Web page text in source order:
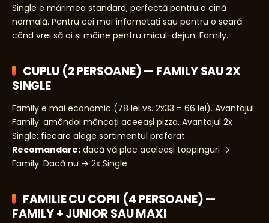
Single e mărimea standard, perfectă pentru o cină
normală. Pentru cei mai înfometați sau pentru o seară
când vrei să ai și mâine pentru micul-dejun: Family.
CUPLU (2 PERSOANE) — FAMILY SAU 2X
SINGLE
Family e mai economic (78 lei vs. 2x33 = 66 lei). Avantajul
Family: amândoi mâncați aceeași pizza. Avantajul 2x
Single: fiecare alege sortimentul preferat.
Recomandare: dacă vă plac aceleași toppinguri →
Family. Dacă nu → 2x Single.
FAMILIE CU COPII (4 PERSOANE) —
FAMILY + JUNIOR SAU MAXI